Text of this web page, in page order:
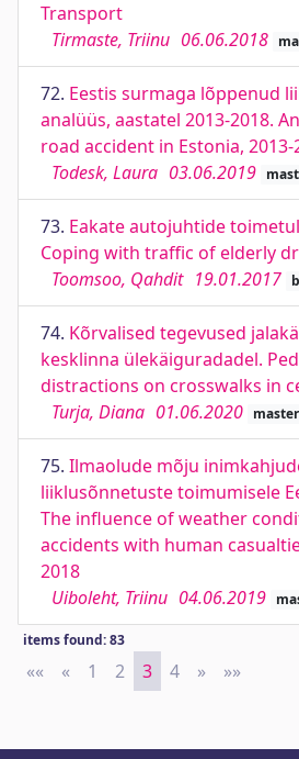
Transport
Tirmaste, Triinu 06.06.2018
72. Eestis surmaga lõppenud
analüüs, aastatel 2013-2018.
road accident in Estonia, 2013-
Todesk, Laura 03.06.2019
73. Eakate autojuhtide
Coping with traffic of elderly
Toomsoo, Qahdit 19.01.2017
74. Kõrvalised tegevused
kesklinna ülekäiguradadel.
distractions on crosswalks in
Turja, Diana 01.06.2020
75. Ilmaolude mõju
liiklusõnnetuste toimumisele
The influence of weather
accidents with human
2018
Uiboleht, Triinu 04.06.2019
items found: 83
«« First
« Previous
1 2 3 4 » Next
»»